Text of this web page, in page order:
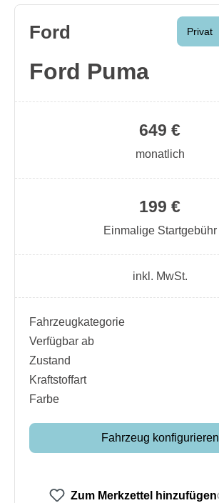
Privat
Ford
Ford Puma
199 €
Einmalige Startgebühr
649 €
monatlich
inkl. MwSt.
Fahrzeugkategorie
Verfügbar ab
Zustand
Kraftstoffart
Farbe
Fahrzeug konfigurieren
Zum Merkzettel hinzufügen